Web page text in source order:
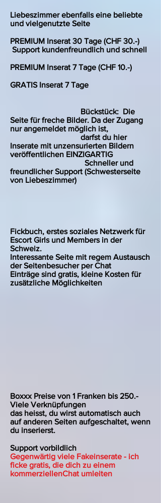
Liebeszimmer ebenfalls eine beliebte
und vielgenutzte Seite
PREMIUM Inserat 30 Tage (CHF 30.-)
Support kundenfreundlich und schnell
PREMIUM Inserat 7 Tage (CHF 10.-)
GRATIS Inserat 7 Tage
Bückstück: Die
Seite für freche Bilder. Da der Zugang
nur angemeldet möglich ist,
darfst du hier
Inserate mit unzensurierten Bildern
veröffentlichen EINZIGARTIG
Schneller und
freundlicher Support (Schwesterseite
von Liebeszimmer)
Fickbuch, erstes soziales Netzwerk für
Escort Girls und Members in der
Schweiz.
Interessante Seite mit regem Austausch
der Seitenbesucher per Chat
Einträge sind gratis, kleine Kosten für
zusätzliche Möglichkeiten
Boxxx Preise von 1 Franken bis 250.-
Viele Verknüpfungen
das heisst, du wirst automatisch auch
auf anderen Seiten aufgeschaltet, wenn
du inserierst.
Support vorbildlich
Gegenwärtig viele Fakeinserate - ich
ficke gratis, die dich zu einem
kommerziellenChat umleiten